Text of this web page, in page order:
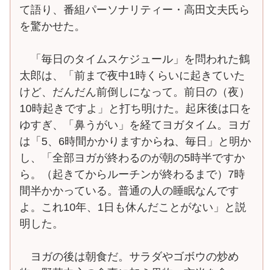
て語り、番組パーソナリティー・高田文夫氏ら
を驚かせた。
「毎日のタイムスケジュール」を問われた鶴
太郎は、「前まで夜中1時くらいに起きていた
けど、だんだん前倒しになって。前日の（夜）
10時起きですよ」と打ち明けた。起床後は口を
ゆすぎ、「鼻うがい」を経てヨガタイム。ヨガ
は「5、6時間かかりますからね、毎日」と明か
し、「全部ヨガが終わるのが朝の5時半ですか
ら。（起きてからルーチンが終わるまで）7時
間半かかっている。普通の人の睡眠なんです
よ。これ10年、1日も休んだことがない」と説
明した。
ヨガの後は朝食だ。サラダやゴボウの炒め